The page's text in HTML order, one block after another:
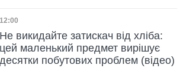
Дата публікації
12:00
Не викидайте затискач від хліба:
цей маленький предмет вирішує
десятки побутових проблем (відео)